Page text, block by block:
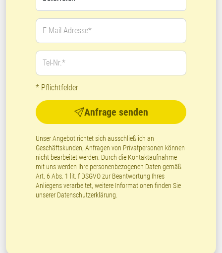
E-Mail Adresse*
Tel-Nr.*
* Pflichtfelder
Anfrage senden
Unser Angebot richtet sich ausschließlich an
Geschäftskunden, Anfragen von Privatpersonen können
nicht bearbeitet werden. Durch die Kontaktaufnahme
mit uns werden Ihre personenbezogenen Daten gemäß
Art. 6 Abs. 1 lit. f DSGVO zur Beantwortung Ihres
Anliegens verarbeitet, weitere Informationen finden Sie
unserer Datenschutzerklärung